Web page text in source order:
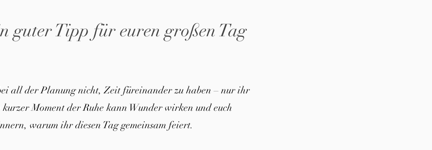
guter Tipp für euren großen Tag
all der Planung nicht, Zeit füreinander zu haben – nur ihr
Moment der Ruhe kann Wunder wirken und euch
warum ihr diesen Tag gemeinsam feiert.